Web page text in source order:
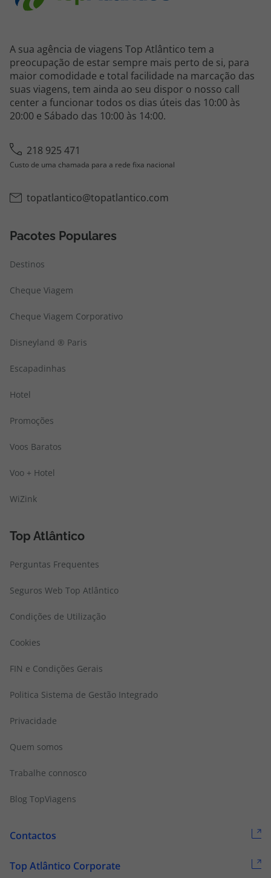
A sua agência de viagens Top Atlântico tem a
preocupação de estar sempre mais perto de si, para
maior comodidade e total facilidade na marcação das
suas viagens, tem ainda ao seu dispor o nosso call
center a funcionar todos os dias úteis das 10:00 às
20:00 e Sábado das 10:00 às 14:00.
218 925 471
Custo de uma chamada para a rede fixa nacional
topatlantico@topatlantico.com
Pacotes Populares
Destinos
Cheque Viagem
Cheque Viagem Corporativo
Disneyland ® Paris
Escapadinhas
Hotel
Promoções
Voos Baratos
Voo + Hotel
WiZink
Top Atlântico
Perguntas Frequentes
Seguros Web Top Atlântico
Condições de Utilização
Cookies
FIN e Condições Gerais
Politica Sistema de Gestão Integrado
Privacidade
Quem somos
Trabalhe connosco
Blog TopViagens
Contactos
Top Atlântico Corporate